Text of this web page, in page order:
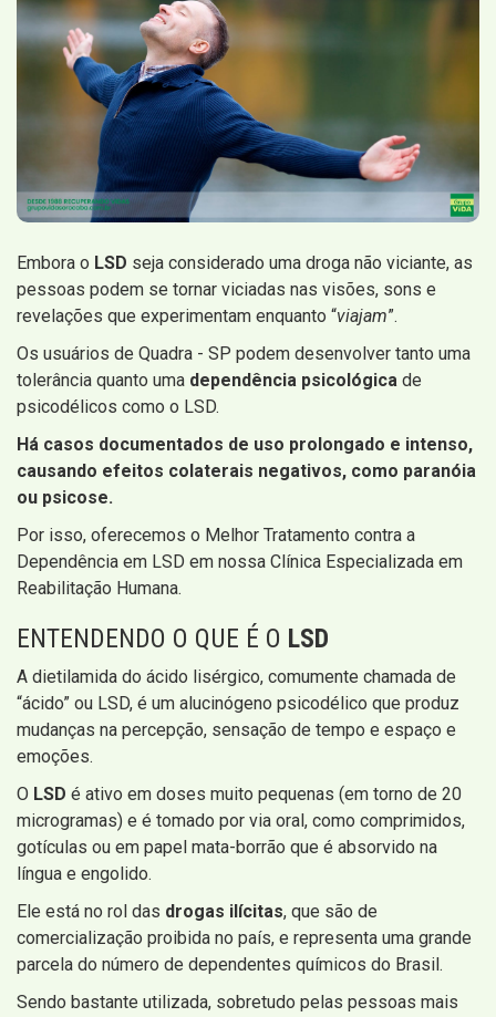
Embora o LSD seja considerado uma droga não viciante, as
pessoas podem se tornar viciadas nas visões, sons e
revelações que experimentam enquanto “viajam”.
Os usuários de Quadra - SP podem desenvolver tanto uma
tolerância quanto uma dependência psicológica de
psicodélicos como o LSD.
Há casos documentados de uso prolongado e intenso,
causando efeitos colaterais negativos, como paranóia
ou psicose.
Por isso, oferecemos o Melhor Tratamento contra a
Dependência em LSD em nossa Clínica Especializada em
Reabilitação Humana.
ENTENDENDO O QUE É O LSD
A dietilamida do ácido lisérgico, comumente chamada de
“ácido” ou LSD, é um alucinógeno psicodélico que produz
mudanças na percepção, sensação de tempo e espaço e
emoções.
O LSD é ativo em doses muito pequenas (em torno de 20
microgramas) e é tomado por via oral, como comprimidos,
gotículas ou em papel mata-borrão que é absorvido na
língua e engolido.
Ele está no rol das drogas ilícitas, que são de
comercialização proibida no país, e representa uma grande
parcela do número de dependentes químicos do Brasil.
Sendo bastante utilizada, sobretudo pelas pessoas mais